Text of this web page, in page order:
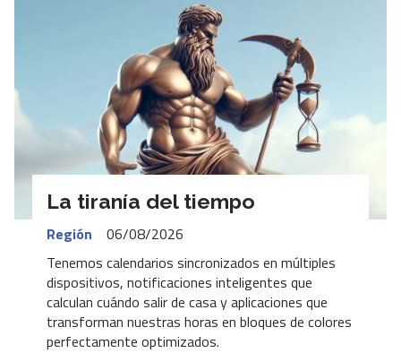
La tiranía del tiempo
Región
06/08/2026
Tenemos calendarios sincronizados en múltiples
dispositivos, notificaciones inteligentes que
calculan cuándo salir de casa y aplicaciones que
transforman nuestras horas en bloques de colores
perfectamente optimizados.